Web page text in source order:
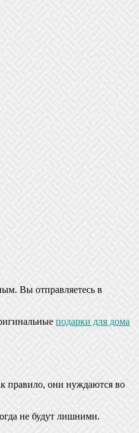
Вы отправляетесь в
подарки для дома
правило, они нуждаются во
не будут лишними.